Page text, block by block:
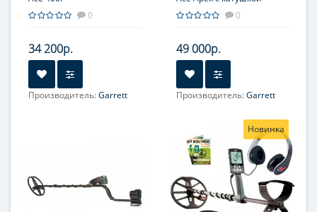
0
34 200р.
Производитель:Garrett
8,5х11''
0
49 000р.
Производитель:Garrett
Новинка